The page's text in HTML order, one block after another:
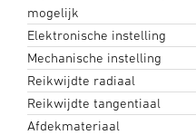
mogelijk
Elektronische instelling
Mechanische instelling
Reikwijdte radiaal
Reikwijdte tangentiaal
Afdekmateriaal